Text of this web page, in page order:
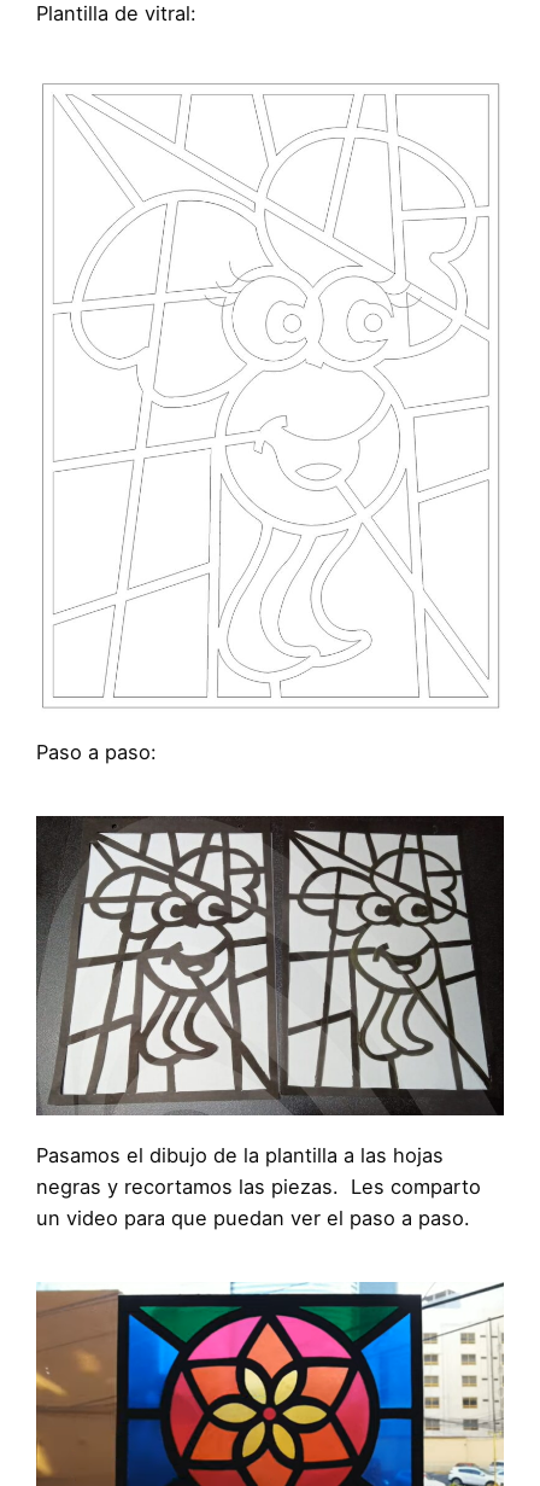
Plantilla de vitral:
Paso a paso:
Pasamos el dibujo de la plantilla a las hojas
negras y recortamos las piezas. Les comparto
un video para que puedan ver el paso a paso.